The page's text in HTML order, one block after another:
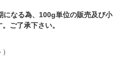
なる為、100g単位の販売及び小
ご了承下さい。